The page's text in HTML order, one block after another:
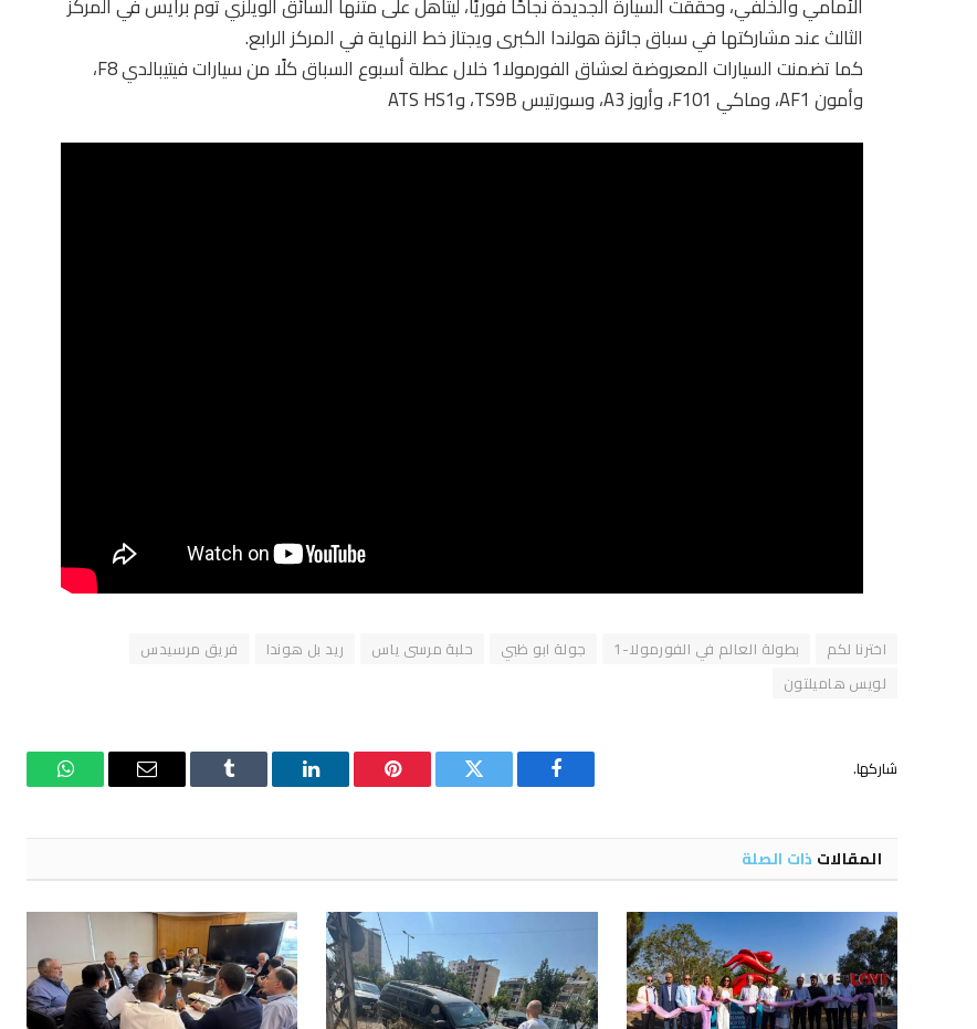
الثالث عند مشاركتها في سباق جائزة هولندا الكبرى ويجتاز خط النهاية في المركز الرابع.
كما تضمنت السيارات المعروضة لعشاق الفورمولا1 خلال عطلة أسبوع السباق كلًا من سيارات فيتيبالدي F8،
وأمون AF1، وماكي F101، وأروز A3، وسورتيس TS9B، وATS HS1
اخترنا لكم بطولة العالم في الفورمولا-1 جولة ابو ظبي حلبة مرسى ياس ريد بل هوندا
فريق مرسيدس
لويس هاميلتون
شاركها.
فيسبوك تويتر بينتيريستلينكدإن Tumblr
البريد
واتساب
المقالات ذات الصلة